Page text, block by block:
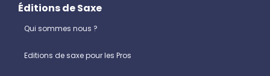
Éditions de Saxe
Qui sommes nous ?
Editions de saxe pour les Pros